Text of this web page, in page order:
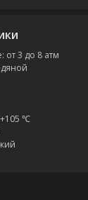
от 3 до 8 атм
+105 ℃